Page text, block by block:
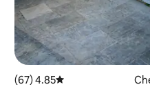
דירוג ממוצע של 4.85 מתוך 5, 67 ביקורות
4.85 (67)